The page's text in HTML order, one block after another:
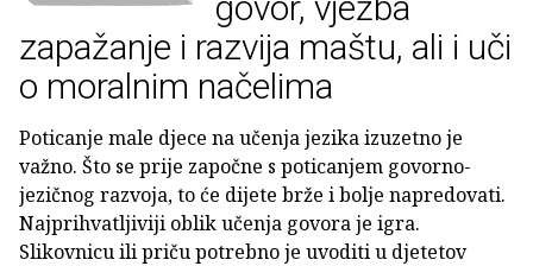
zapažanje i razvija maštu, ali i uči
o moralnim načelima
Poticanje male djece na učenja jezika izuzetno je
važno. Što se prije započne s poticanjem govorno-
jezičnog razvoja, to će dijete brže i bolje napredovati.
Najprihvatljiviji oblik učenja govora je igra.
Slikovnicu ili priču potrebno je uvoditi u djetetov